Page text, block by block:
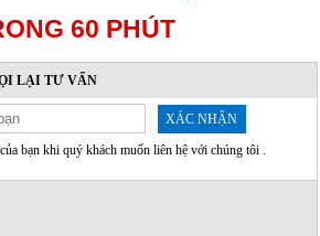
60 PHÚT
LẠI TƯ VẤN
XÁC NHẬN
bạn khi quý khách muốn liên hệ với chúng tôi .